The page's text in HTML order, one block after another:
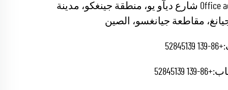
Office add : 19 شارع ديآو يو، منطقة جينغكو، مدينة
مقاطعة جيانغسو، الصين
+86-139 52845139
+86-139 52845139